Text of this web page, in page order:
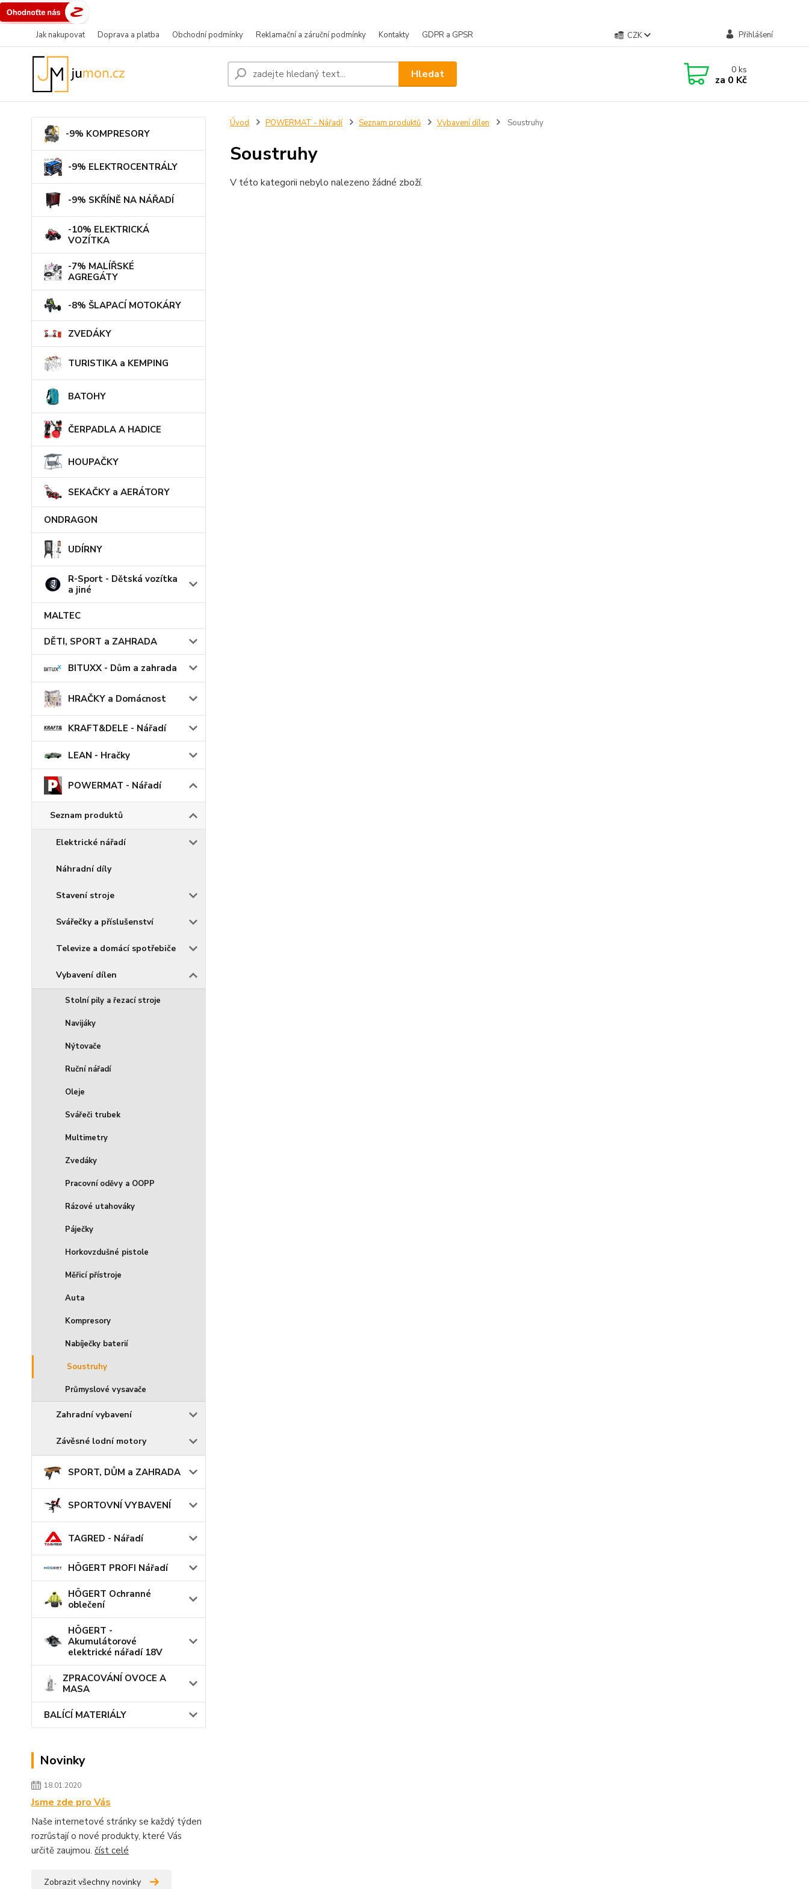
Jak nakupovat Doprava a platba Obchodní podmínky Reklamační a záruční podmínky Kontakty GDPR a GPSR CZK Přihlášení
Hledat 0ks
za 0 Kč
-9% KOMPRESORY
-9% ELEKTROCENTRÁLY
-9% SKŘÍNĚ NA NÁŘADÍ
-10% ELEKTRICKÁ
VOZÍTKA
-7% MALÍŘSKÉ
AGREGÁTY
-8% ŠLAPACÍ MOTOKÁRY
ZVEDÁKY
TURISTIKA a KEMPING
BATOHY
ČERPADLA A HADICE
HOUPAČKY
SEKAČKY a AERÁTORY
ONDRAGON
UDÍRNY
R-Sport - Dětská vozítka
a jiné
MALTEC
DĚTI, SPORT a ZAHRADA
BITUXX - Dům a zahrada
HRAČKY a Domácnost
KRAFT&DELE - Nářadí
LEAN - Hračky
POWERMAT - Nářadí
Seznam produktů
Elektrické nářadí
Náhradní díly
Stavení stroje
Svářečky a příslušenství
Televize a domácí spotřebiče
Vybavení dílen
Stolní pily a řezací stroje
Navijáky
Nýtovače
Ruční nářadí
Oleje
Svářeči trubek
Multimetry
Zvedáky
Pracovní oděvy a OOPP
Rázové utahováky
Páječky
Horkovzdušné pistole
Měřicí přístroje
Auta
Kompresory
Nabíječky baterií
Soustruhy
Průmyslové vysavače
Zahradní vybavení
Závěsné lodní motory
SPORT, DŮM a ZAHRADA
SPORTOVNÍ VYBAVENÍ
TAGRED - Nářadí
HÖGERT PROFI Nářadí
HÖGERT Ochranné
oblečení
HÖGERT -
Akumulátorové
elektrické nářadí 18V
ZPRACOVÁNÍ OVOCE A
MASA
BALÍCÍ MATERIÁLY
Novinky
18.01.2020
Jsme zde pro Vás
Naše internetové stránky se každý týden
rozrůstají o nové produkty, které Vás
určitě zaujmou. číst celé
Zobrazit všechny novinky
Úvod POWERMAT - Nářadí Seznam produktů Vybavení dílen Soustruhy
Soustruhy
V této kategorii nebylo nalezeno žádné zboží.